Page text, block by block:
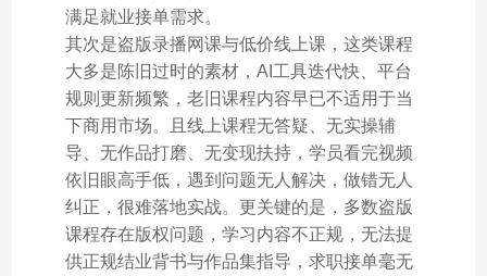
满足就业接单需求。
其次是盗版录播网课与低价线上课，这类课程
大多是陈旧过时的素材，AI工具迭代快、平台
规则更新频繁，老旧课程内容早已不适用于当
下商用市场。且线上课程无答疑、无实操辅
导、无作品打磨、无变现扶持，学员看完视频
依旧眼高手低，遇到问题无人解决，做错无人
纠正，很难落地实战。更关键的是，多数盗版
课程存在版权问题，学习内容不正规，无法提
供正规结业背书与作品集指导，求职接单毫无